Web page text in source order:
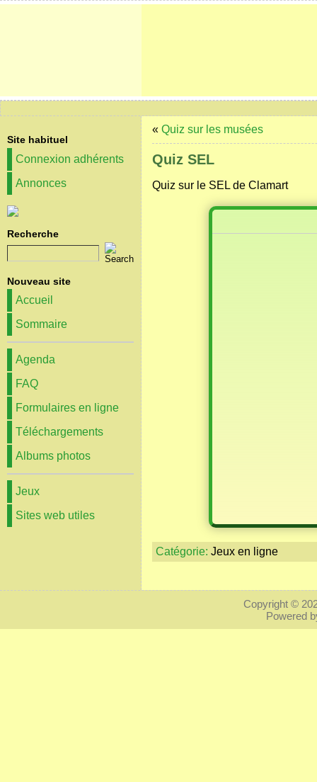
Site habituel
Connexion adhérents
Annonces
Recherche
Nouveau site
Accueil
Sommaire
Agenda
FAQ
Formulaires en ligne
Téléchargements
Albums photos
Jeux
Sites web utiles
« Quiz sur les musées
Quiz SEL
Quiz sur le SEL de Clamart
Catégorie: Jeux en ligne
Copyright ©
Powered